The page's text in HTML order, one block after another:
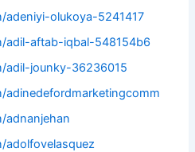
olukoya-5241417
adil-aftab-iqbal-548154b6
adil-jounky-36236015
adnanjehan
adolfovelasquez